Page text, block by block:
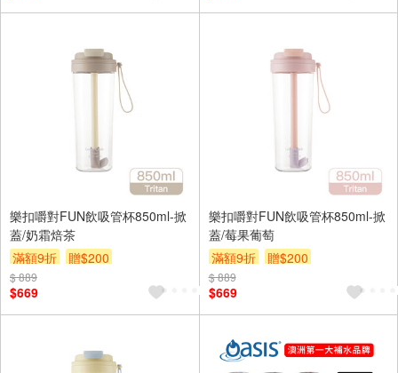
樂扣嚼對FUN飲吸管杯850ml-掀
蓋/奶霜焙茶
滿額9折
贈$200
$ 889
$669
樂扣嚼對FUN飲吸管杯850ml-掀
蓋/莓果葡萄
滿額9折
贈$200
$ 889
$669